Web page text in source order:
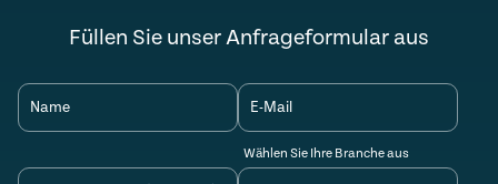
Füllen Sie unser Anfrageformular aus
Name E-Mail
Wählen Sie Ihre Branche aus